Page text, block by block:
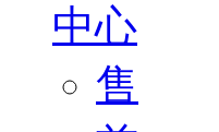
中心
售